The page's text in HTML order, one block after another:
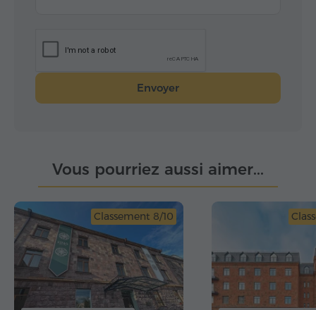
Envoyer
Vous pourriez aussi aimer...
Classement 8/10